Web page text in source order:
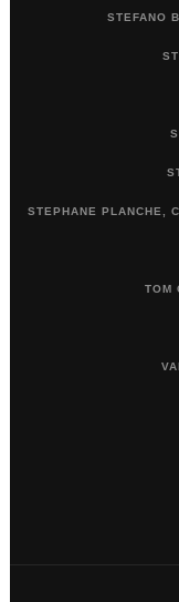
STEFANO
STEPHANE PLANCHE,
TOM